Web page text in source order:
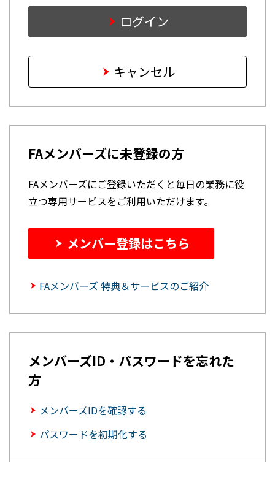
ログイン
キャンセル
FAメンバーズに未登録の方
FAメンバーズにご登録いただくと毎日の業務に役
立つ専用サービスをご利用いただけます。
メンバー登録はこちら
FAメンバーズ 特典＆サービスのご紹介
メンバーズID・パスワードを忘れた
方
メンバーズIDを確認する
パスワードを初期化する